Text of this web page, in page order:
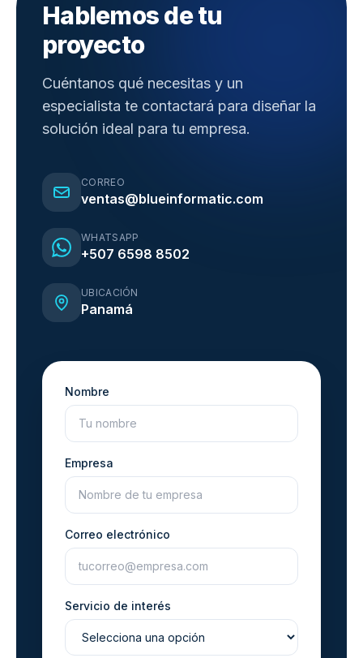
Hablemos de tu
proyecto
Cuéntanos qué necesitas y un
especialista te contactará para diseñar la
solución ideal para tu empresa.
CORREO
ventas@blueinformatic.com
WHATSAPP
+507 6598 8502
UBICACIÓN
Panamá
Nombre
Empresa
Correo electrónico
Servicio de interés